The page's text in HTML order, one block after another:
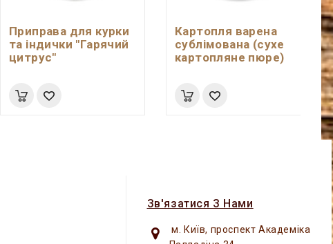
Приправа для курки
та індички "Гарячий
цитрус"
Картопля варена
сублімована (сухе
картопляне пюре)
Зв'язатися З Нами
м. Київ, проспект Академіка